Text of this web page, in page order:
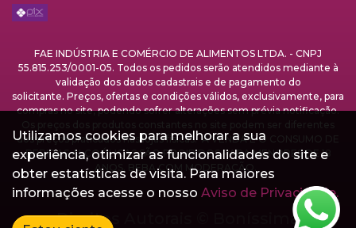
FAE INDÚSTRIA E COMÉRCIO DE ALIMENTOS LTDA. - CNPJ
55.815.253/0001-05. Todos os pedidos serão atendidos mediante à
validação dos dados cadastrais e de pagamento do
solicitante. Preços, ofertas e condições válidos, exclusivamente, para
compras no site, podendo sofrer alterações sem prévia notificação.
dos preços praticados nas lojas físicas. A VENDA E O CONSUMO DE
BEBIDAS ALCOÓLICAS SÃO PROIBIDOS PARA MENORES DE 18
ANOS. BEBA COM MODERAÇÃO.
Direitos Autorais © Boníssima
Utilizamos cookies para melhorar a sua
experiência, otimizar as funcionalidades do site e
obter estatísticas de visita. Para maiores
informações acesse o nosso Aviso de Privacidade.